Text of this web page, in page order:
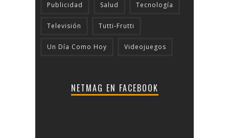
Publicidad Salud Tecnologí­a
Televisión Tutti-Frutti
Un Día Como Hoy Videojuegos
NETMAG EN FACEBOOK